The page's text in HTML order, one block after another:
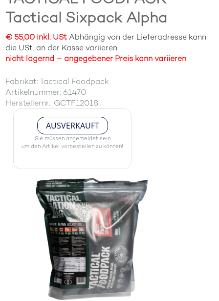
Tactical Sixpack Alpha
€ 55,00 inkl. UStAbhängig von der Lieferadresse kann
die USt. an der Kasse variieren.
nicht lagernd – angegebener Preis kann variieren
Fabrikat: Tactical Foodpack
Artikelnummer: 61470
Herstellernr.: GCTF12018
AUSVERKAUFT
Sie müssen angemeldet sein
um den Artikel vorbestellen zu können!